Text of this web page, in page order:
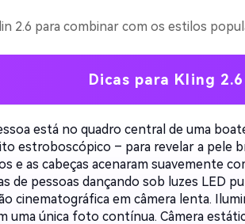
2.6 para combinar com os estilos
Dicas para Kling
está no quadro central de uma
estroboscópico – para revelar a pele
e as cabeças acenaram suavemente
de pessoas dançando sob luzes LED
cinematográfica em câmera lenta.
uma única foto contínua. Câmera
IA